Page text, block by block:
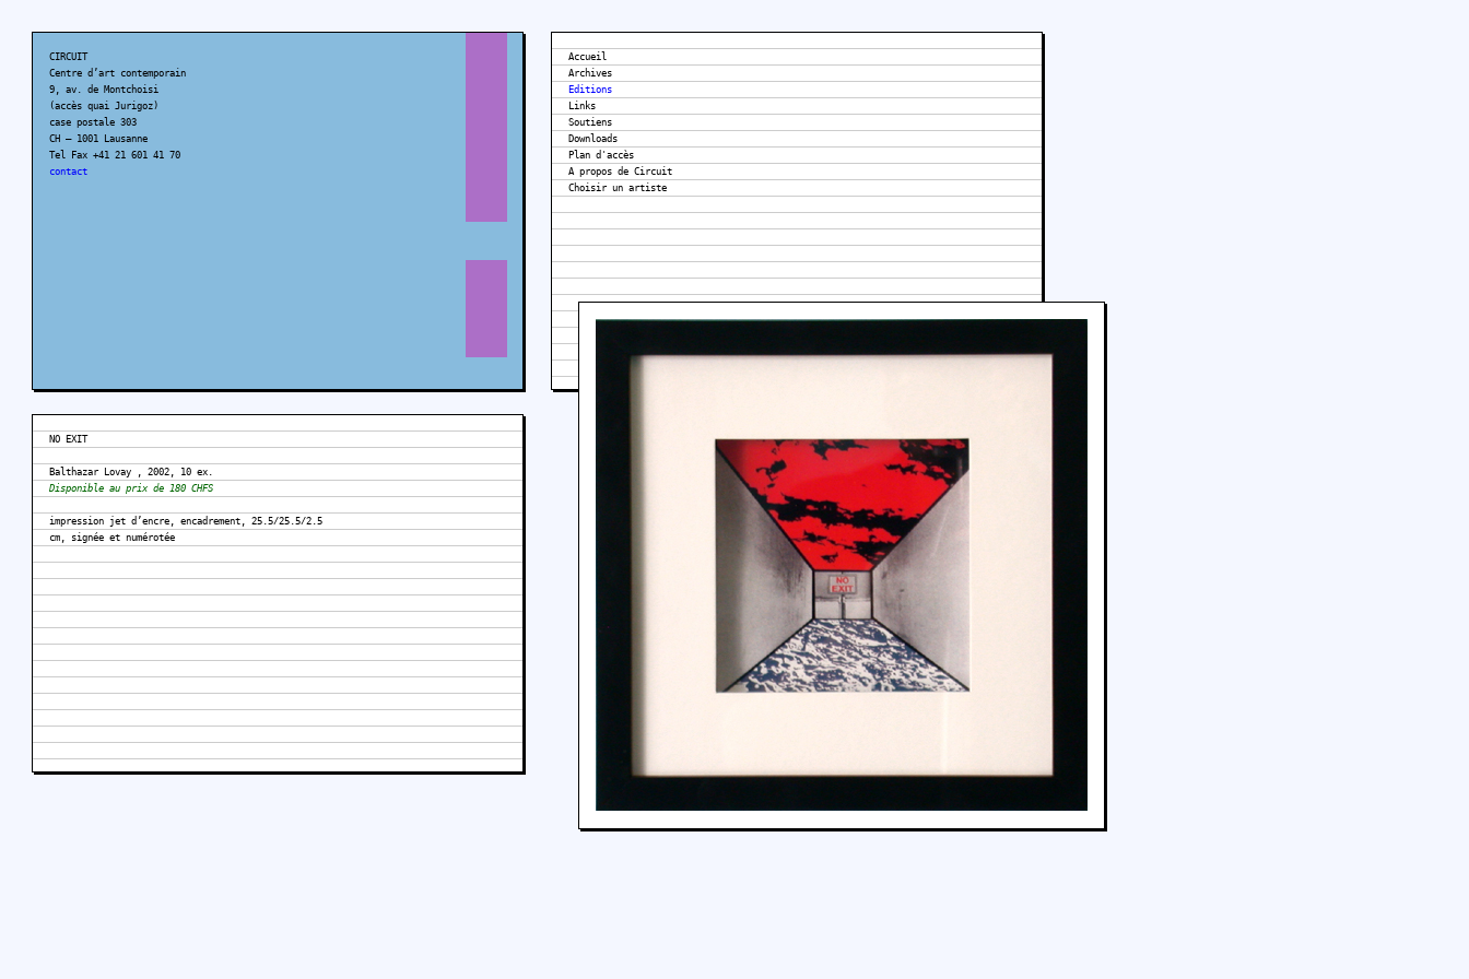
CIRCUIT
Centre d’art contemporain
9, av. de Montchoisi
(accès quai Jurigoz)
case postale 303
CH – 1001 Lausanne
Tel Fax +41 21 601 41 70
contact
Accueil
Archives
Editions
Links
Soutiens
Downloads
Plan d'accès
A propos de Circuit
NO EXIT
Balthazar Lovay , 2002, 10 ex.
Disponible au prix de 180 CHFS
impression jet d’encre, encadrement, 25.5/25.5/2.5
cm, signée et numérotée